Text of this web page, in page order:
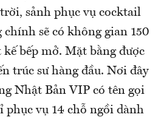
sảnh phục vụ cocktail
chính sẽ có không gian 150
bếp mở. Mặt bằng được
trúc sư hàng đầu. Nơi đây
Nhật Bản VIP có tên gọi
phục vụ 14 chỗ ngồi dành